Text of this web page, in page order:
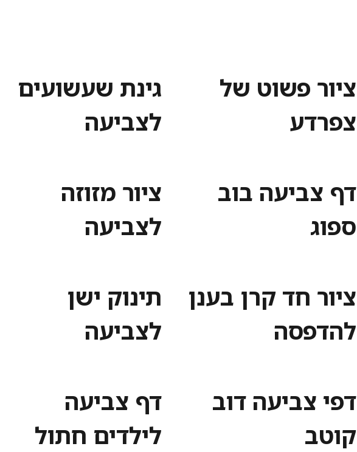
ציור פשוט של
צפרדע
גינת שעשועים
לצביעה
דף צביעה בוב
ספוג
ציור מזוזה
לצביעה
ציור חד קרן בענן
להדפסה
תינוק ישן
לצביעה
דפי צביעה דוב
קוטב
דף צביעה
לילדים חתול